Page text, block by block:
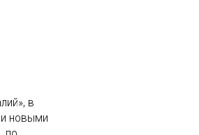
в
новыми